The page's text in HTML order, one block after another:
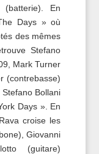
(batterie). En
Days » où
des mêmes
Stefano
Mark Turner
(contrebasse)
Bollani
Days ». En
croise les
Giovanni
(guitare)